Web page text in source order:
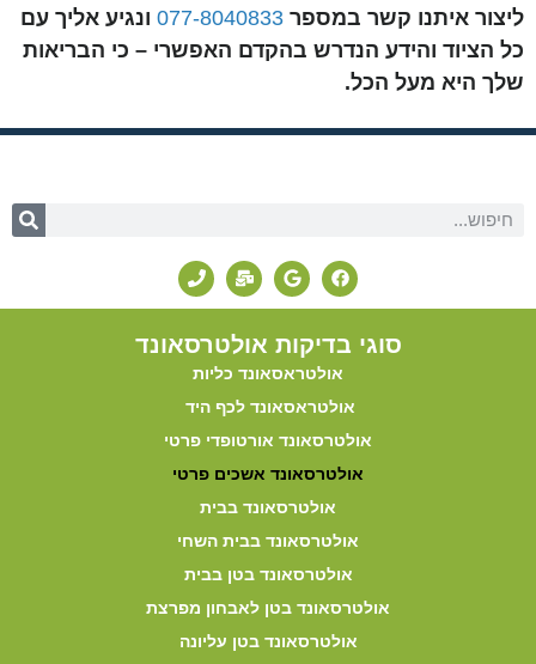
ליצור איתנו קשר במספר 077-8040833 ונגיע אליך עם
כל הציוד והידע הנדרש בהקדם האפשרי – כי הבריאות
שלך היא מעל הכל.
סוגי בדיקות אולטרסאונד
אולטראסאונד כליות
אולטראסאונד לכף היד
אולטרסאונד אורטופדי פרטי
אולטרסאונד אשכים פרטי
אולטרסאונד בבית
אולטרסאונד בבית השחי
אולטרסאונד בטן בבית
אולטרסאונד בטן לאבחון מפרצת
אולטרסאונד בטן עליונה